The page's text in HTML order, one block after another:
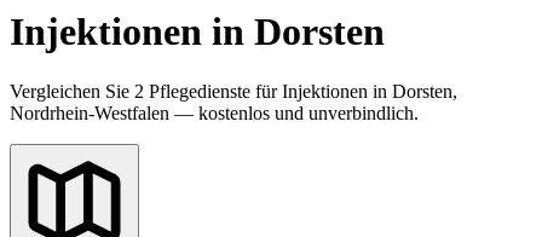
Injektionen in Dorsten
Vergleichen Sie 2 Pflegedienste für Injektionen in Dorsten,
Nordrhein-Westfalen — kostenlos und unverbindlich.